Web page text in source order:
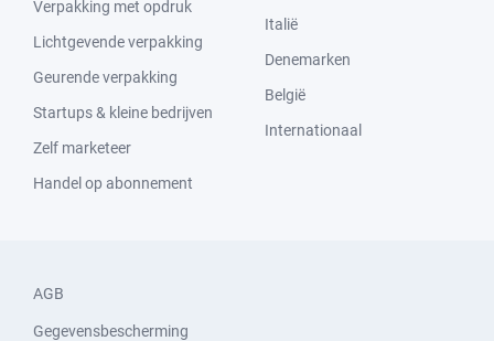
Verpakking met opdruk
Lichtgevende verpakking
Geurende verpakking
Startups & kleine bedrijven
Zelf marketeer
Handel op abonnement
Italië
Denemarken
België
Internationaal
AGB
Gegevensbescherming